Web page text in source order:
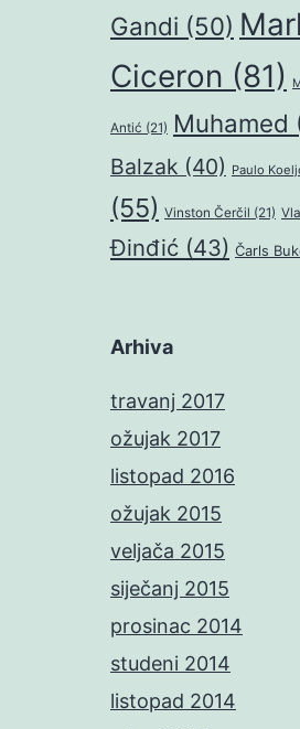
Gandi (50)
Ciceron (81)
Antić (21) Muhamed
Balzak (40) Paulo
(55) Vinston Čerčil (21)
Đinđić (43) Čarls
Arhiva
travanj 2017
ožujak 2017
listopad 2016
ožujak 2015
veljača 2015
siječanj 2015
prosinac 2014
studeni 2014
listopad 2014